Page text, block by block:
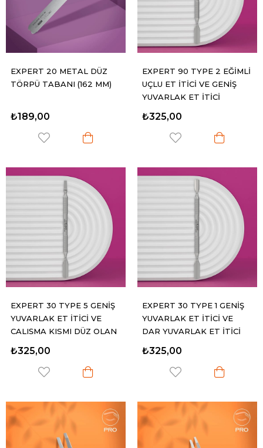
EXPERT 20 METAL DÜZ
TÖRPÜ TABANI (162 MM)
₺189,00
EXPERT 90 TYPE 2 EĞİMLİ
UÇLU ET İTİCİ VE GENİŞ
YUVARLAK ET İTİCİ
₺325,00
EXPERT 30 TYPE 5 GENİŞ
YUVARLAK ET İTİCİ VE
ÇALIŞMA KISMI DÜZ OLAN
₺325,00
EXPERT 30 TYPE 1 GENİŞ
YUVARLAK ET İTİCİ VE
DAR YUVARLAK ET İTİCİ
₺325,00